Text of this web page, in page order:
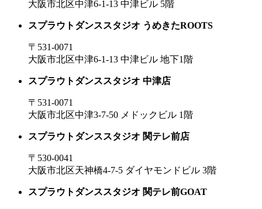
大阪市北区中津6-1-13 中津ビル 5階
スプラウトダンススタジオ うめきたROOTS
〒531-0071
大阪市北区中津6-1-13 中津ビル 地下1階
スプラウトダンススタジオ 中津店
〒531-0071
大阪市北区中津3-7-50 メドックビル 1階
スプラウトダンススタジオ 関テレ前店
〒530-0041
大阪市北区天神橋4-7-5 ダイヤモンドビル 3階
スプラウトダンススタジオ 関テレ前GOAT